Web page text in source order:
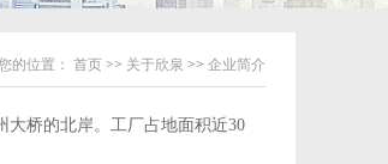
的位置： 首页 >> 关于欣泉 >> 企业简介
大桥的北岸。工厂占地面积近30